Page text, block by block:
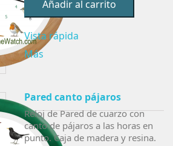
Añadir al carrito
Vista rápida
Más
Pared canto pájaros
Reloj de Pared de cuarzo con
canto de pájaros a las horas en
punto. Caja de madera y resina.